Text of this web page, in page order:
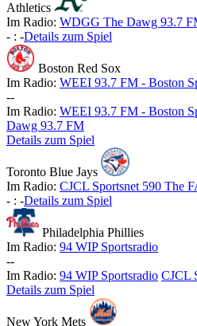
Athletics
Im Radio: WDGG The Dawg 93.7
- : -Details zum Spiel
Boston Red Sox
Im Radio: WEEI 93.7 FM - Boston
--
Im Radio: WEEI 93.7 FM - Boston
Dawg 93.7 FM
Details zum Spiel
Toronto Blue Jays
Im Radio: CJCL Sportsnet 590 The
- : -Details zum Spiel
Philadelphia Phillies
Im Radio: 94 WIP Sportsradio
--
Im Radio: 94 WIP Sportsradio CJCL
Details zum Spiel
New York Mets